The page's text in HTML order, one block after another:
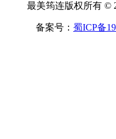
最美筠连版权所有 ©
备案号： 蜀ICP备